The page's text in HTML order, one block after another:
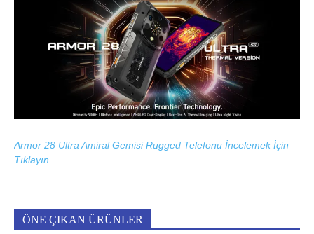
Armor 28 Ultra Amiral Gemisi Rugged Telefonu İncelemek İçin
Tıklayın
ÖNE ÇIKAN ÜRÜNLER